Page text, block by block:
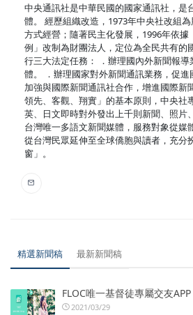
中央通訊社是中華民國的國家通訊社，是
體。 經歷組織改造，1973年中央社改組
方式經營；隨著民主化發展，1996年依據
例」改制為財團法人，定位為全民共有的
行三大法定任務： ．辦理國內外新聞報
體。 ．辦理國家對外新聞通訊業務，促進
加強與國際新聞通訊社合作，增進國際新
領先、客觀、翔實」的基本原則，中央社
英、日文即時對外發出上千則新聞、照片
台灣唯一多語文新聞媒體，服務對象從媒
從台灣民眾延伸至全球僑胞與讀者，充分
窗」。
精選新聞稿 最新新聞稿
FLOC唯一基督徒專屬交友
2021/03/29